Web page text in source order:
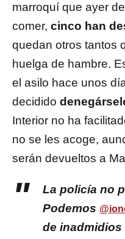
marroquí que ayer
comer, cinco han
quedan otros tantos
huelga de hambre.
el asilo hace unos
decidido
Interior no ha
no se les acoge,
serán devueltos a
La policía no
Podemos
de inadmidios